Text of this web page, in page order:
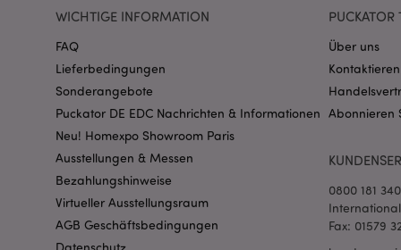
WICHTIGE INFORMATION
FAQ
Lieferbedingungen
Sonderangebote
Puckator DE EDC Nachrichten & Informationen
Neu! Homexpo Showroom Paris
Ausstellungen & Messen
Bezahlungshinweise
Virtueller Ausstellungsraum
AGB Geschäftsbedingungen
Datenschutz
PUCKATOR
Über uns
Abonnieren
0800 181
Fax: 01579
form_key
mage-cache-